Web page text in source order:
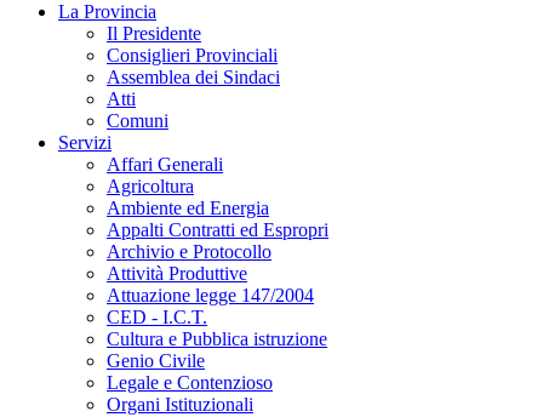
La Provincia
Il Presidente
Consiglieri Provinciali
Assemblea dei Sindaci
Atti
Comuni
Servizi
Affari Generali
Agricoltura
Ambiente ed Energia
Appalti Contratti ed Espropri
Archivio e Protocollo
Attività Produttive
Attuazione legge 147/2004
CED - I.C.T.
Cultura e Pubblica istruzione
Genio Civile
Legale e Contenzioso
Organi Istituzionali